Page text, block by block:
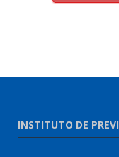
INSTITUTO DE